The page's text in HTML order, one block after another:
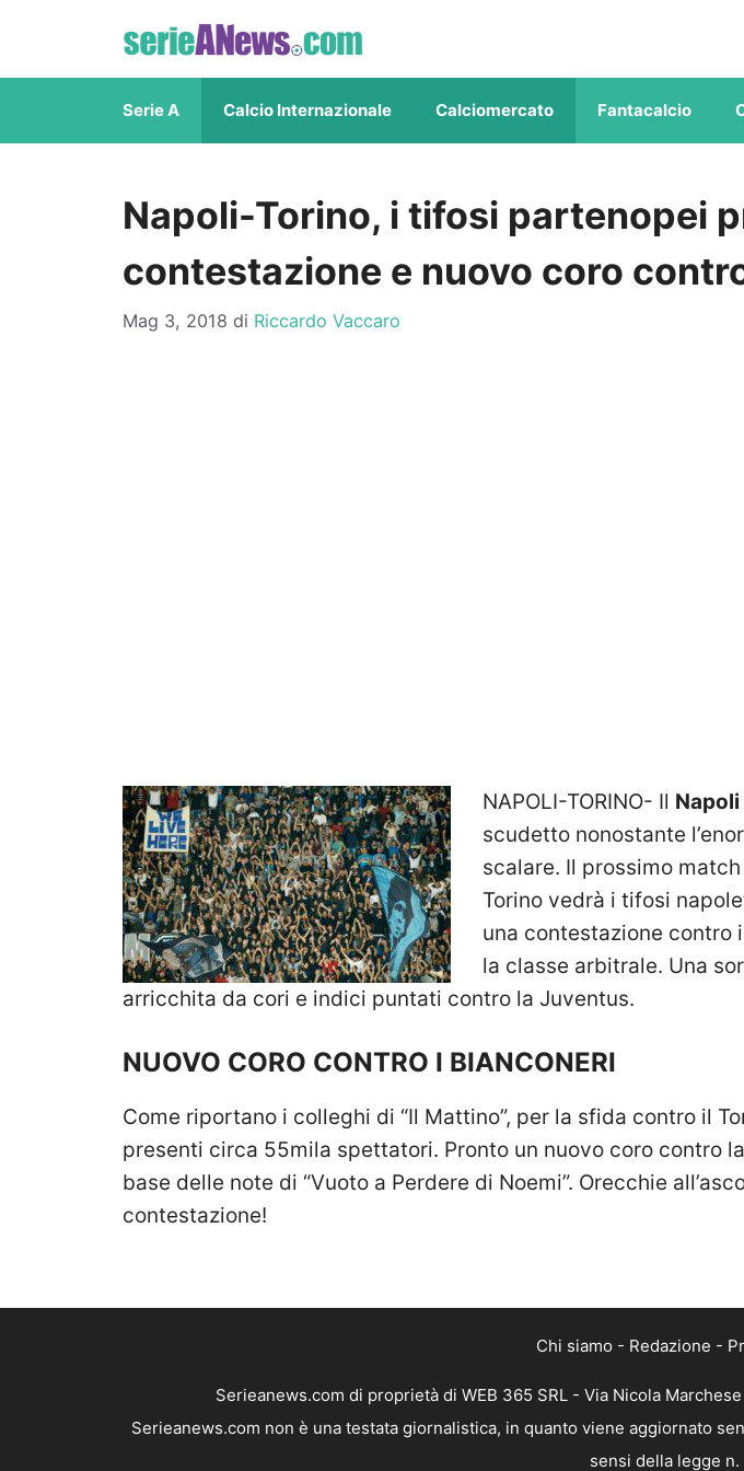
contenuto
Serie A Calcio Internazionale Calciomercato Fantacalcio
Napoli-Torino, i tifosi partenopei
contestazione e nuovo coro
Mag 3, 2018 di Riccardo Vaccaro
NAPOLI-TORINO- Il Napoli
scudetto nonostante
scalare. Il prossimo
Torino vedrà i tifosi
una contestazione contro
la classe arbitrale. Una
arricchita da cori e indici puntati contro la Juventus.
NUOVO CORO CONTRO I BIANCONERI
Come riportano i colleghi di “Il Mattino”, per la sfida contro il
presenti circa 55mila spettatori. Pronto un nuovo coro contro
base delle note di “Vuoto a Perdere di Noemi”. Orecchie
contestazione!
Chi siamo - Redazione -
Serieanews.com di proprietà di WEB 365 SRL - Via Nicola
Serieanews.com non è una testata giornalistica, in quanto viene aggiornato
sensi della legge n.